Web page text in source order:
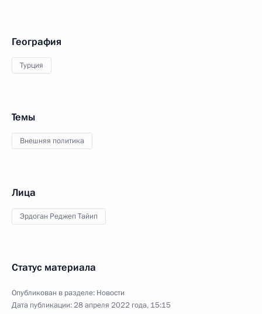
География
Турция
Темы
Внешняя политика
Лица
Эрдоган Реджеп Тайип
Статус материала
Опубликован в разделе: Новости
Дата публикации:28 апреля 2022 года, 15:15